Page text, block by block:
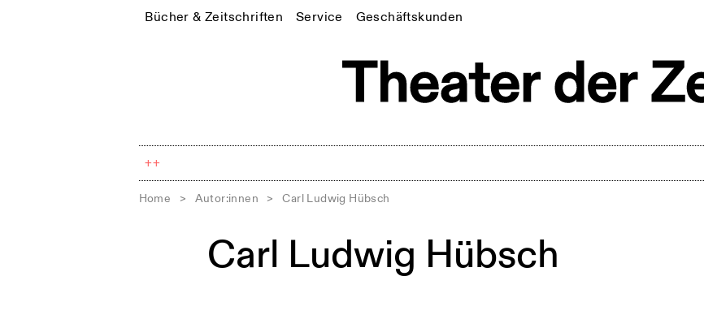
Bücher & Zeitschriften Service Geschäftskunden
++
Home > Autor:innen > Carl Ludwig Hübsch
Carl Ludwig Hübsch